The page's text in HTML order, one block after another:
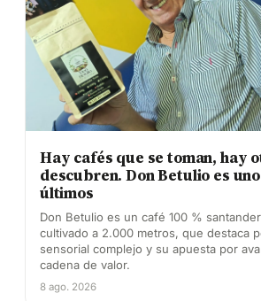
Hay cafés que se toman, hay
descubren. Don Betulio es
últimos
Don Betulio es un café 100 %
cultivado a 2.000 metros, que destaca
sensorial complejo y su apuesta por
cadena de valor.
8 ago. 2026